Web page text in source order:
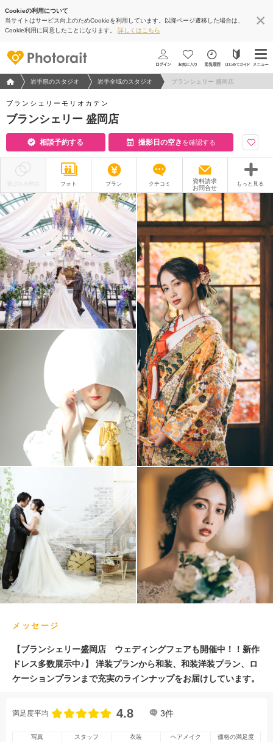
Cookieの利用について
当サイトはサービス向上のためCookieを利用しています。以降ページ遷移した場合は、
Cookie利用に同意したことになります。 詳しくはこちら
フォトウエディング/結婚写真のPhotorait ホーム
岩手県のスタジオ 岩手全域のスタジオ ブランシェリー 盛岡店
ブランシェリーモリオカテン
ブランシェリー 盛岡店
相談予約する 撮影日の空き を確認する
フォト プラン クチコミ
資料請求
お問合せ
もっと見る
撮影レポート フォトグラファー
衣装 ムービー
オプション ブログ
アクセス/TEL スタジオトップ
メッセージ
【ブランシェリー盛岡店 ウェディングフェアも開催中！！新作
ドレス多数展示中♪】 洋装プランから和装、和装洋装プラン、ロ
ケーションプランまで充実のラインナップをお届けしています。
満足度平均 4.8 3件
写真 スタッフ 衣装 ヘアメイク 価格の満足度